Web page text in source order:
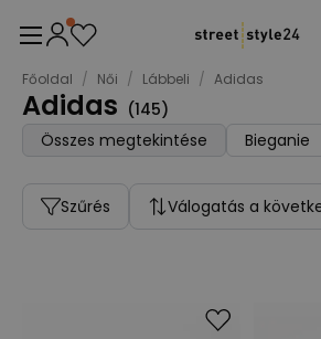
Főoldal / Női / Lábbeli / Adidas
Adidas (145)
Összes megtekintése
Bieganie
Szűrés Válogatás a